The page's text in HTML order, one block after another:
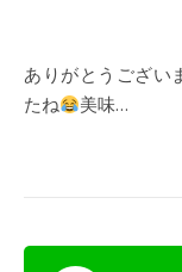
ありがとうございます！ピノキオ桐林店です 寒くなりまし
たね
美味…